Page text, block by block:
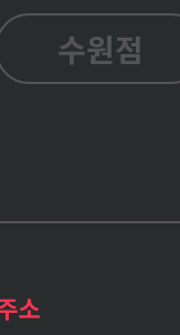
수원점
소